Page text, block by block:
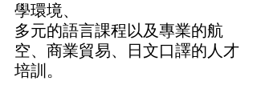
學環境、
多元的語言課程以及專業的航
空、商業貿易、日文口譯的人才
培訓。